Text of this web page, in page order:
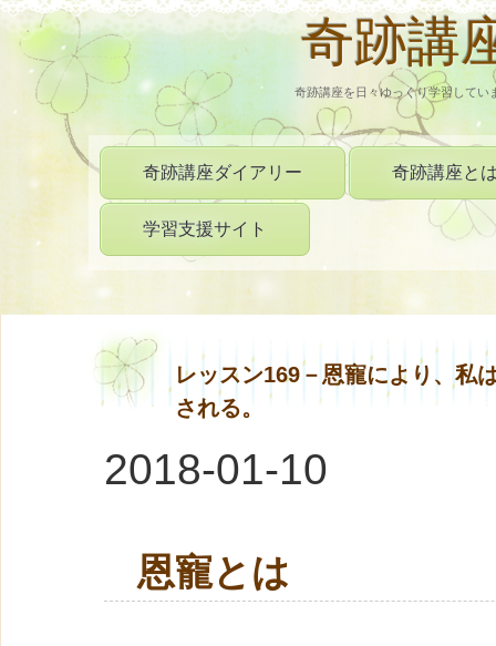
奇跡講
奇跡講座を日々ゆっくり学習してい
奇跡講座ダイアリー 奇跡講座と
学習支援サイト
レッスン169－恩寵により、私
される。
2018-01-10
恩寵とは